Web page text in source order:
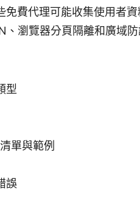
費代理可能收集使用者資
瀏覽器分頁隔離和廣域防
型
單與範例
誤